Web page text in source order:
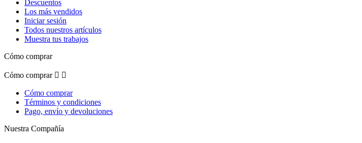
Descuentos
Los más vendidos
Iniciar sesión
Todos nuestros artículos
Muestra tus trabajos
Cómo comprar
Cómo comprar  
Cómo comprar
Términos y condiciones
Pago, envío y devoluciones
Nuestra Compañía